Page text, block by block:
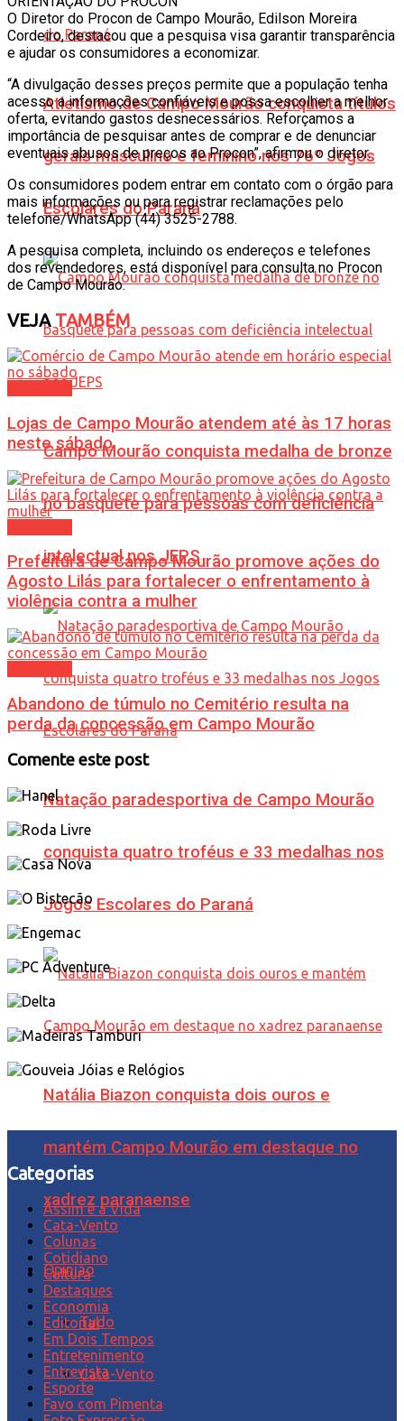
Atletismo de Campo Mourão conquista títulos
gerais masculino e feminino nos 76º Jogos
Escolares do Paraná
Campo Mourão conquista medalha de bronze
no basquete para pessoas com deficiência
intelectual nos JEPS
Natação paradesportiva de Campo Mourão
conquista quatro troféus e 33 medalhas nos
Jogos Escolares do Paraná
Natália Biazon conquista dois ouros e
mantém Campo Mourão em destaque no
xadrez paranaense
Opinião
Tudo
Cata-Vento
O Diretor do Procon de Campo Mourão, Edilson Moreira
Cordeiro, destacou que a pesquisa visa garantir transparência
e ajudar os consumidores a economizar.
“A divulgação desses preços permite que a população tenha
acesso a informações confiáveis e possa escolher a melhor
oferta, evitando gastos desnecessários. Reforçamos a
importância de pesquisar antes de comprar e de denunciar
eventuais abusos de preços ao Procon”, afirmou o diretor.
Os consumidores podem entrar em contato com o órgão para
mais informações ou para registrar reclamações pelo
telefone/WhatsApp (44) 3525-2788.
A pesquisa completa, incluindo os endereços e telefones
dos revendedores, está disponível para consulta no Procon
de Campo Mourão.
VEJATAMBÉM
Lojas de Campo Mourão atendem até às 17 horas
neste sábado
Prefeitura de Campo Mourão promove ações do
Agosto Lilás para fortalecer o enfrentamento à
violência contra a mulher
Abandono de túmulo no Cemitério resulta na
perda da concessão em Campo Mourão
Comente este post
Categorias
Assim é a Vida
Cata-Vento
Colunas
Cotidiano
Cultura
Destaques
Economia
Editorial
Em Dois Tempos
Entretenimento
Entrevista
Esporte
Favo com Pimenta